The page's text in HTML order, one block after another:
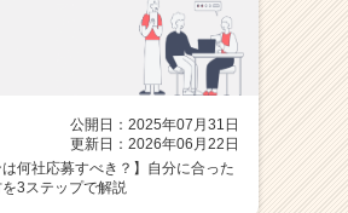
公開日：2025年07月31日
更新日：2026年06月22日
は何社応募すべき？】自分に合った
3ステップで解説